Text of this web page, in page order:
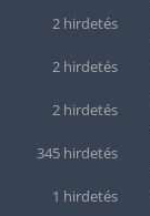
2 hirdetés
2 hirdetés
2 hirdetés
345 hirdetés
1 hirdetés